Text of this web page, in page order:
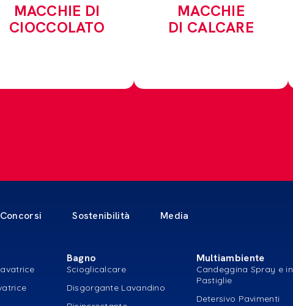
MACCHIE DI
CIOCCOLATO
MACCHIE
DI CALCARE
Concorsi Sostenibilità Media
Bagno
Scioglicalcare
Disgorgante Lavandino
Multiambiente
Candeggina Spray e in
Pastiglie
Detersivo Pavimenti